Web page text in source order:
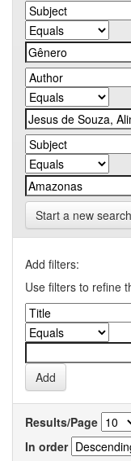
Start a new search
Add filters:
Use filters to refine
Results/Page
In order